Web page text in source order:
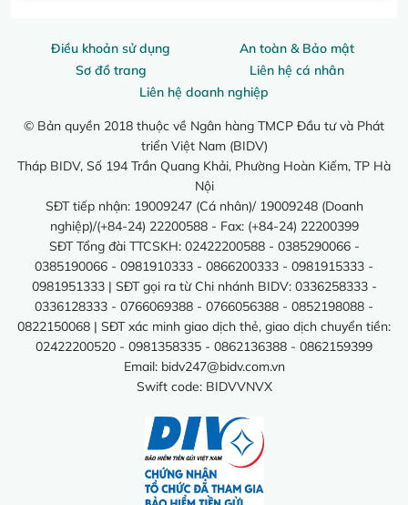
Điều khoản sử dụng
An toàn & Bảo mật
Sơ đồ trang
Liên hệ cá nhân
Liên hệ doanh nghiệp
© Bản quyền 2018 thuộc về Ngân hàng TMCP Đầu tư và Phát
triển Việt Nam (BIDV)
Tháp BIDV, Số 194 Trần Quang Khải, Phường Hoàn Kiếm, TP Hà
Nội
SĐT tiếp nhận: 19009247 (Cá nhân)/ 19009248 (Doanh
nghiệp)/(+84-24) 22200588 - Fax: (+84-24) 22200399
SĐT Tổng đài TTCSKH: 02422200588 - 0385290066 -
0385190066 - 0981910333 - 0866200333 - 0981915333 -
0981951333 | SĐT gọi ra từ Chi nhánh BIDV: 0336258333 -
0336128333 - 0766069388 - 0766056388 - 0852198088 -
0822150068 | SĐT xác minh giao dịch thẻ, giao dịch chuyển tiền:
02422200520 - 0981358335 - 0862136388 - 0862159399
Email: bidv247@bidv.com.vn
Swift code: BIDVVNVX